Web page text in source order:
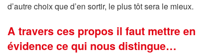
d’autre choix que d’en sortir, le plus tôt sera le mieux.
A travers ces propos il faut mettre en
évidence ce qui nous distingue…